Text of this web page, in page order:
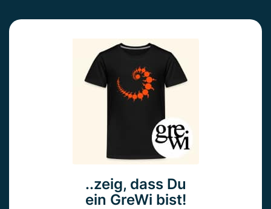
..zeig, dass Du
ein GreWi bist!